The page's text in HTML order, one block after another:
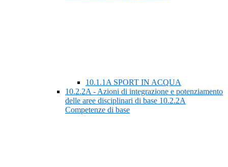
10.1.1A SPORT IN ACQUA
10.2.2A - Azioni di integrazione e potenziamento
delle aree disciplinari di base 10.2.2A
Competenze di base